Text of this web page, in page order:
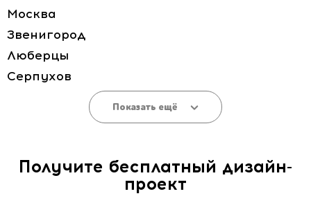
Москва
Звенигород
Люберцы
Серпухов
Показать ещё
Получите бесплатный дизайн-
проект